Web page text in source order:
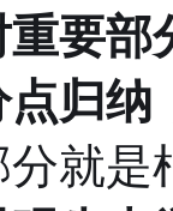
要部
归纳
就